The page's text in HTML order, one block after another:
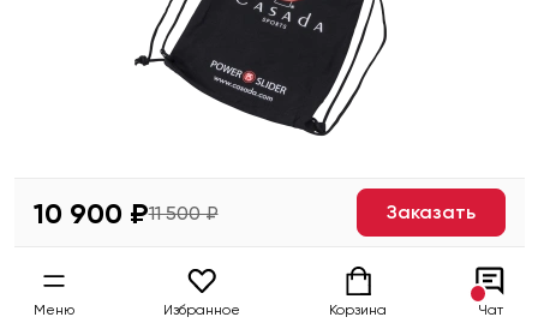
10 900 ₽11 500 ₽ Заказать
Меню Избранное Корзина Чат